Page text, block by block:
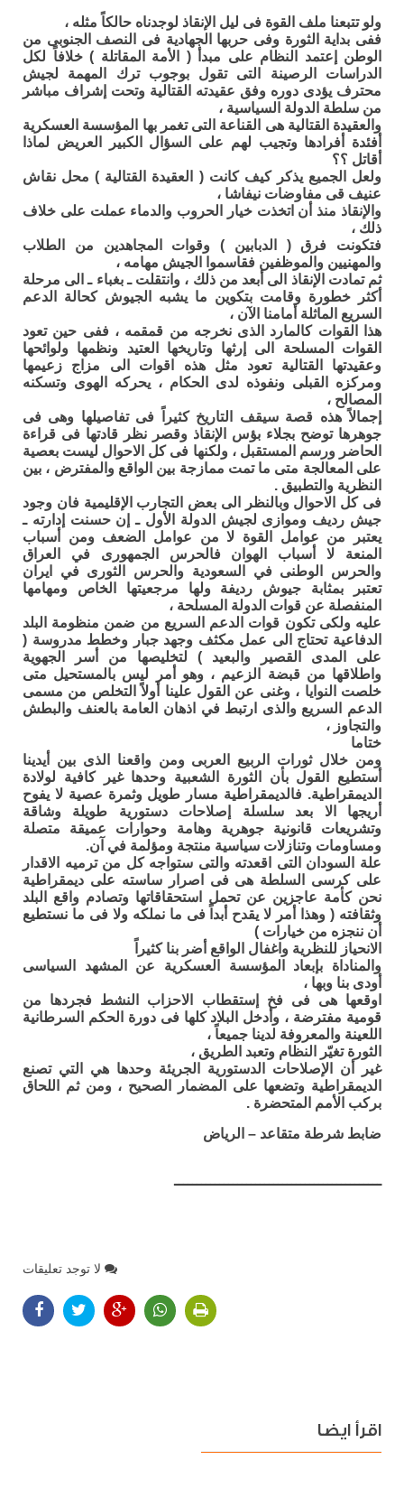
ولو تتبعنا ملف القوة فى ليل الإنقاذ لوجدناه حالكاً مثله ،
ففى بداية الثورة وفى حربها الجهادية فى النصف الجنوبى من
الوطن إعتمد النظام على مبدأ ( الأمة المقاتلة ) خلافاً لكل
الدراسات الرصينة التى تقول بوجوب ترك المهمة لجيش
محترف يؤدى دوره وفق عقيدته القتالية وتحت إشراف مباشر
من سلطة الدولة السياسية ،
والعقيدة القتالية هى القناعة التى تغمر بها المؤسسة العسكرية
أفئدة أفرادها وتجيب لهم على السؤال الكبير العريض لماذا
أقاتل ؟؟
ولعل الجميع يذكر كيف كانت ( العقيدة القتالية ) محل نقاش
عنيف قى مفاوضات نيفاشا ،
والإنقاذ منذ أن اتخذت خيار الحروب والدماء عملت على خلاف
ذلك ،
فتكونت فرق ( الدبابين ) وقوات المجاهدين من الطلاب
والمهنيين والموظفين فقاسموا الجيش مهامه ،
ثم تمادت الإنقاذ الى أبعد من ذلك ، وانتقلت ـ بغباء ـ الى مرحلة
أكثر خطورة وقامت بتكوين ما يشبه الجيوش كحالة الدعم
السريع الماثلة أمامنا الآن ،
هذا القوات كالمارد الذى نخرجه من قمقمه ، ففى حين تعود
القوات المسلحة الى إرثها وتاريخها العتيد ونظمها ولوائحها
وعقيدتها القتالية تعود مثل هذه اقوات الى مزاج زعيمها
ومركزه القبلى ونفوذه لدى الحكام ، يحركه الهوى وتسكنه
المصالح ،
إجمالاً هذه قصة سيقف التاريخ كثيراً فى تفاصيلها وهى فى
جوهرها توضح بجلاء بؤس الإنقاذ وقصر نظر قادتها فى قراءة
الحاضر ورسم المستقبل ، ولكنها فى كل الاحوال ليست بعصية
على المعالجة متى ما تمت ممازجة بين الواقع والمفترض ، بين
النظرية والتطبيق .
فى كل الاحوال وبالنظر الى بعض التجارب الإقليمية فان وجود
جيش رديف وموازى لجيش الدولة الأول ـ إن حسنت إدارته ـ
يعتبر من عوامل القوة لا من عوامل الضعف ومن أسباب
المنعة لا أسباب الهوان فالحرس الجمهورى في العراق
والحرس الوطنى في السعودية والحرس الثورى في ايران
تعتبر بمثابة جيوش رديفة ولها مرجعيتها الخاص ومهامها
المنفصلة عن قوات الدولة المسلحة ،
عليه ولكى تكون قوات الدعم السريع من ضمن منظومة البلد
الدفاعية تحتاج الى عمل مكثف وجهد جبار وخطط مدروسة (
على المدى القصير والبعيد ) لتخليصها من أسر الجهوية
واطلاقها من قبضة الزعيم ، وهو أمر ليس بالمستحيل متى
خلصت النوايا ، وغنى عن القول علينا أولاً التخلص من مسمى
الدعم السريع والذى ارتبط في اذهان العامة بالعنف والبطش
والتجاوز ،
ختاما
ومن خلال ثورات الربيع العربى ومن واقعنا الذى بين أيدينا
أستطيع القول بأن الثورة الشعبية وحدها غير كافية لولادة
الديمقراطية. فالديمقراطية مسار طويل وثمرة عصية لا يفوح
أريجها الا بعد سلسلة إصلاحات دستورية طويلة وشاقة
وتشريعات قانونية جوهرية وهامة وحوارات عميقة متصلة
ومساومات وتنازلات سياسية منتجة ومؤلمة في آن.
علة السودان التى اقعدته والتى ستواجه كل من ترميه الاقدار
على كرسى السلطة هى فى اصرار ساسته على ديمقراطية
نحن كأمة عاجزين عن تحمل استحقاقاتها وتصادم واقع البلد
وثقافته ( وهذا أمر لا يقدح أبداً فى ما نملكه ولا فى ما نستطيع
أن ننجزه من خيارات )
الانحياز للنظرية واغفال الواقع أضر بنا كثيراً
والمناداة بإبعاد المؤسسة العسكرية عن المشهد السياسى
أودى بنا وبها ،
اوقعها هى فى فخ إستقطاب الاحزاب النشط فجردها من
قومية مفترضة ، وأدخل البلاد كلها فى دورة الحكم السرطانية
اللعينة والمعروفة لدينا جميعاً ،
الثورة تغيّر النظام وتعبد الطريق ،
غير أن الإصلاحات الدستورية الجريئة وحدها هي التي تصنع
الديمقراطية وتضعها على المضمار الصحيح ، ومن ثم اللحاق
بركب الأمم المتحضرة .
ضابط شرطة متقاعد – الرياض
ــــــــــــــــــــــــــــــــــــــــــــــ
لا توجد تعليقات
اقرأ ايضا